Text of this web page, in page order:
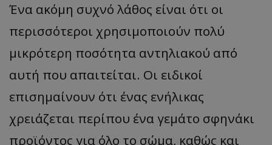
Ένα ακόμη συχνό λάθος είναι ότι οι
περισσότεροι χρησιμοποιούν πολύ
μικρότερη ποσότητα αντηλιακού από
αυτή που απαιτείται. Οι ειδικοί
επισημαίνουν ότι ένας ενήλικας
χρειάζεται περίπου ένα γεμάτο σφηνάκι
προϊόντος για όλο το σώμα, καθώς και